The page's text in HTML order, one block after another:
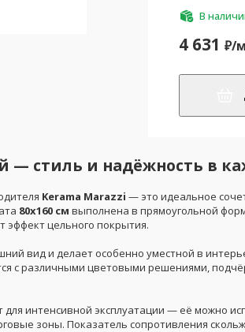
В
4 631 ₽/м
стиль и надёжность в
Kerama Marazzi — это идеальное
80x160 см выполнена в прямоугольной
эффект цельного покрытия.
вид и делает особенно уместной в
с различными цветовыми решениями,
для интенсивной эксплуатации — её можно
зоны. Показатель сопротивления